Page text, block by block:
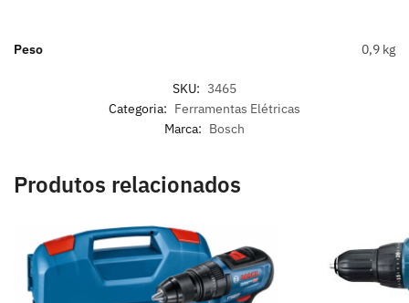
Peso 0,9 kg
SKU: 3465
Categoria: Ferramentas Elétricas
Marca: Bosch
Produtos relacionados